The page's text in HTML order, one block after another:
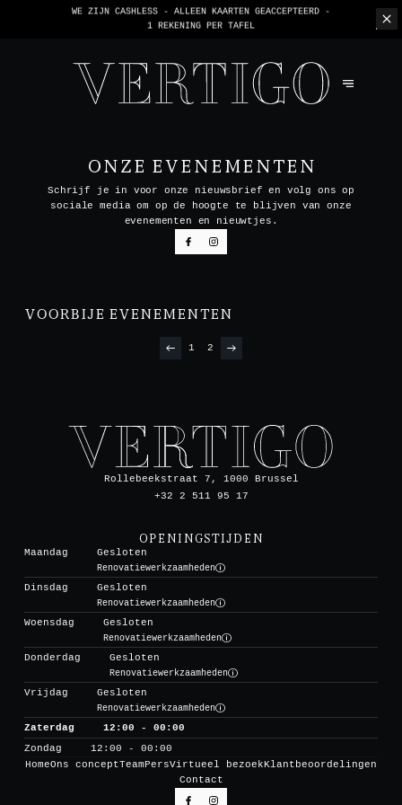
WE ZIJN CASHLESS - ALLEEN KAARTEN GEACCEPTEERD -
1 REKENING PER TAFEL
ONZE EVENEMENTEN
Schrijf je in voor onze nieuwsbrief en volg ons op
sociale media om op de hoogte te blijven van onze
evenementen en nieuwtjes.
VOORBIJE EVENEMENTEN
1 2
Rollebeekstraat 7, 1000 Brussel
+32 2 511 95 17
OPENINGSTIJDEN
Maandag
Gesloten
Renovatiewerkzaamheden
Dinsdag
Gesloten
Renovatiewerkzaamheden
Woensdag
Gesloten
Renovatiewerkzaamheden
Donderdag
Gesloten
Renovatiewerkzaamheden
Vrijdag
Gesloten
Renovatiewerkzaamheden
Zaterdag
12:00 - 00:00
Zondag
12:00 - 00:00
HomeOns conceptTeamPersVirtueel bezoekKlantbeoordelingen
Contact